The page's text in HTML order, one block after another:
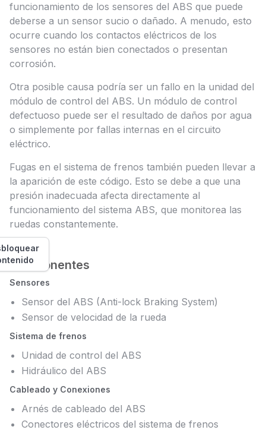
funcionamiento de los sensores del ABS que puede
deberse a un sensor sucio o dañado. A menudo, esto
ocurre cuando los contactos eléctricos de los
sensores no están bien conectados o presentan
corrosión.
Otra posible causa podría ser un fallo en la unidad del
módulo de control del ABS. Un módulo de control
defectuoso puede ser el resultado de daños por agua
o simplemente por fallas internas en el circuito
eléctrico.
Fugas en el sistema de frenos también pueden llevar a
la aparición de este código. Esto se debe a que una
presión inadecuada afecta directamente al
funcionamiento del sistema ABS, que monitorea las
ruedas constantemente.
Componentes
Sensores
Sensor del ABS (Anti-lock Braking System)
Sensor de velocidad de la rueda
Sistema de frenos
Unidad de control del ABS
Hidráulico del ABS
Cableado y Conexiones
Arnés de cableado del ABS
Conectores eléctricos del sistema de frenos